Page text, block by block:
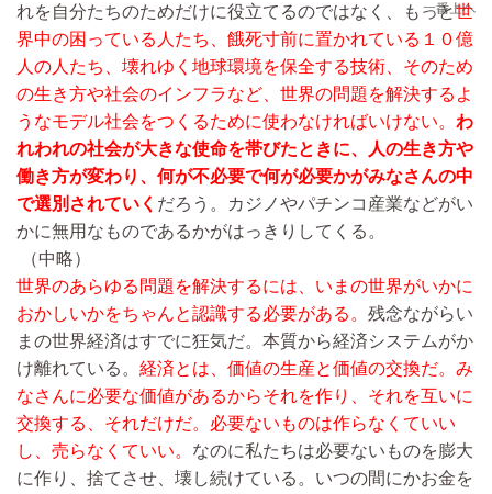
れを自分たちのためだけに役立てるのではなく、もっと世
界中の困っている人たち、餓死寸前に置かれている１０億
人の人たち、壊れゆく地球環境を保全する技術、そのため
の生き方や社会のインフラなど、世界の問題を解決するよ
うなモデル社会をつくるために使わなければいけない。 わ
れわれの社会が大きな使命を帯びたときに、人の生き方や
働き方が変わり、何が不必要で何が必要かがみなさんの中
で選別されていく だろう。カジノやパチンコ産業などがい
かに無用なものであるかがはっきりしてくる。
（中略）
世界のあらゆる問題を解決するには、いまの世界がいかに
おかしいかをちゃんと認識する必要がある。 残念ながらい
まの世界経済はすでに狂気だ。本質から経済システムがか
け離れている。 経済とは、価値の生産と価値の交換だ。み
なさんに必要な価値があるからそれを作り、それを互いに
交換する、それだけだ。必要ないものは作らなくていい
し、売らなくていい。 なのに私たちは必要ないものを膨大
に作り、捨てさせ、壊し続けている。いつの間にかお金を